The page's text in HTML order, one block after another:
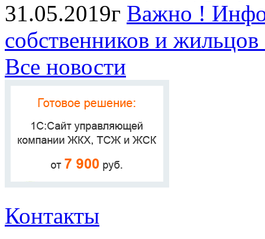
31.05.2019г Важно !
собственников и
Все новости
Контакты